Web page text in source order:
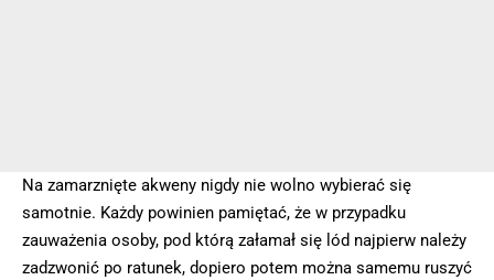
Na zamarznięte akweny nigdy nie wolno wybierać się
samotnie. Każdy powinien pamiętać, że w przypadku
zauważenia osoby, pod którą załamał się lód najpierw należy
zadzwonić po ratunek, dopiero potem można samemu ruszyć